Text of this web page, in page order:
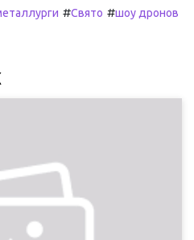
#Свято #шоу дронов